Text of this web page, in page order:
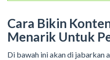
Cara Bikin
Menarik Untuk
Di bawah ini akan di jabarkan